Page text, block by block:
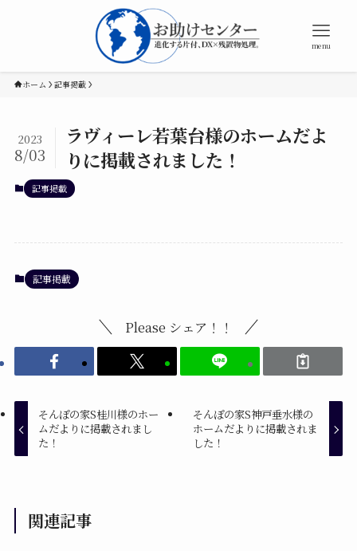
menu
ホーム 記事掲載
ラヴィーレ若葉台様のホームだよ
りに掲載されました！
2023
8/03
記事掲載
記事掲載
Please シェア！！
そんぽの家S桂川様のホー
ムだよりに掲載されまし
た！
そんぽの家S神戸垂水様の
ホームだよりに掲載されま
した！
関連記事